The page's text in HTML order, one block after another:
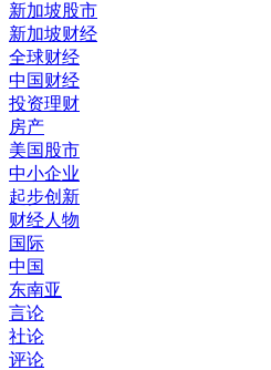
新加坡股市
新加坡财经
全球财经
中国财经
投资理财
房产
美国股市
中小企业
起步创新
财经人物
国际
中国
东南亚
言论
社论
评论